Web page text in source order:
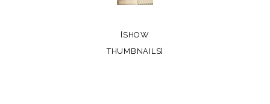
[SHOW
THUMBNAILS]